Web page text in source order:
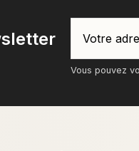
Vous pouvez